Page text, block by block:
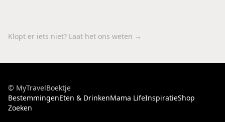
Klopt er iets niet? Laat het ons weten →
© MyTravelBoektje
BestemmingenEten & DrinkenMama LifeInspiratieShop
Zoeken